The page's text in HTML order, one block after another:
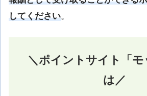
してください。
＼ポイントサイト「モ
は／